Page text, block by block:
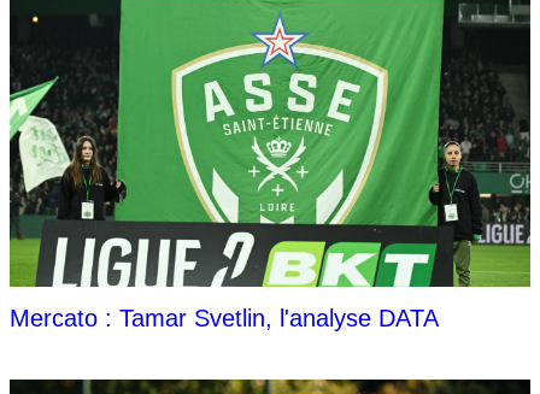
Mercato : Tamar Svetlin, l'analyse DATA